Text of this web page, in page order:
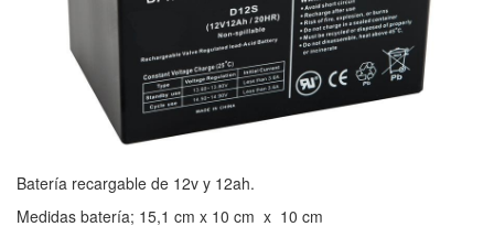
Batería recargable de 12v y 12ah.
Medidas batería; 15,1 cm x 10 cm x 10 cm